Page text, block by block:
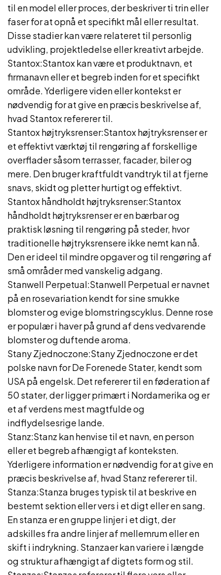
til en model eller proces, der beskriver ti trin eller
faser for at opnå et specifikt mål eller resultat.
Disse stadier kan være relateret til personlig
udvikling, projektledelse eller kreativt arbejde.
Stantox:Stantox kan være et produktnavn, et
firmanavn eller et begreb inden for et specifikt
område. Yderligere viden eller kontekst er
nødvendig for at give en præcis beskrivelse af,
hvad Stantox refererer til.
Stantox højtryksrenser:Stantox højtryksrenser er
et effektivt værktøj til rengøring af forskellige
overflader såsom terrasser, facader, biler og
mere. Den bruger kraftfuldt vandtryk til at fjerne
snavs, skidt og pletter hurtigt og effektivt.
Stantox håndholdt højtryksrenser:Stantox
håndholdt højtryksrenser er en bærbar og
praktisk løsning til rengøring på steder, hvor
traditionelle højtryksrensere ikke nemt kan nå.
Den er ideel til mindre opgaver og til rengøring af
små områder med vanskelig adgang.
Stanwell Perpetual:Stanwell Perpetual er navnet
på en rosevariation kendt for sine smukke
blomster og evige blomstringscyklus. Denne rose
er populær i haver på grund af dens vedvarende
blomster og duftende aroma.
Stany Zjednoczone:Stany Zjednoczone er det
polske navn for De Forenede Stater, kendt som
USA på engelsk. Det refererer til en føderation af
50 stater, der ligger primært i Nordamerika og er
et af verdens mest magtfulde og
indflydelsesrige lande.
Stanz:Stanz kan henvise til et navn, en person
eller et begreb afhængigt af konteksten.
Yderligere information er nødvendig for at give en
præcis beskrivelse af, hvad Stanz refererer til.
Stanza:Stanza bruges typisk til at beskrive en
bestemt sektion eller vers i et digt eller en sang.
En stanza er en gruppe linjer i et digt, der
adskilles fra andre linjer af mellemrum eller en
skift i indrykning. Stanzaer kan variere i længde
og struktur afhængigt af digtets form og stil.